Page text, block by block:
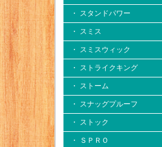
・ スタンドパワー
・ スミス
・ スミスウィック
・ ストライクキング
・ ストーム
・ スナッグプルーフ
・ ストック
・ ＳＰＲＯ